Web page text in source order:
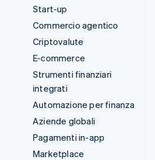
Start-up
Commercio agentico
Criptovalute
E-commerce
Strumenti finanziari
integrati
Automazione per finanza
Aziende globali
Pagamenti in-app
Marketplace